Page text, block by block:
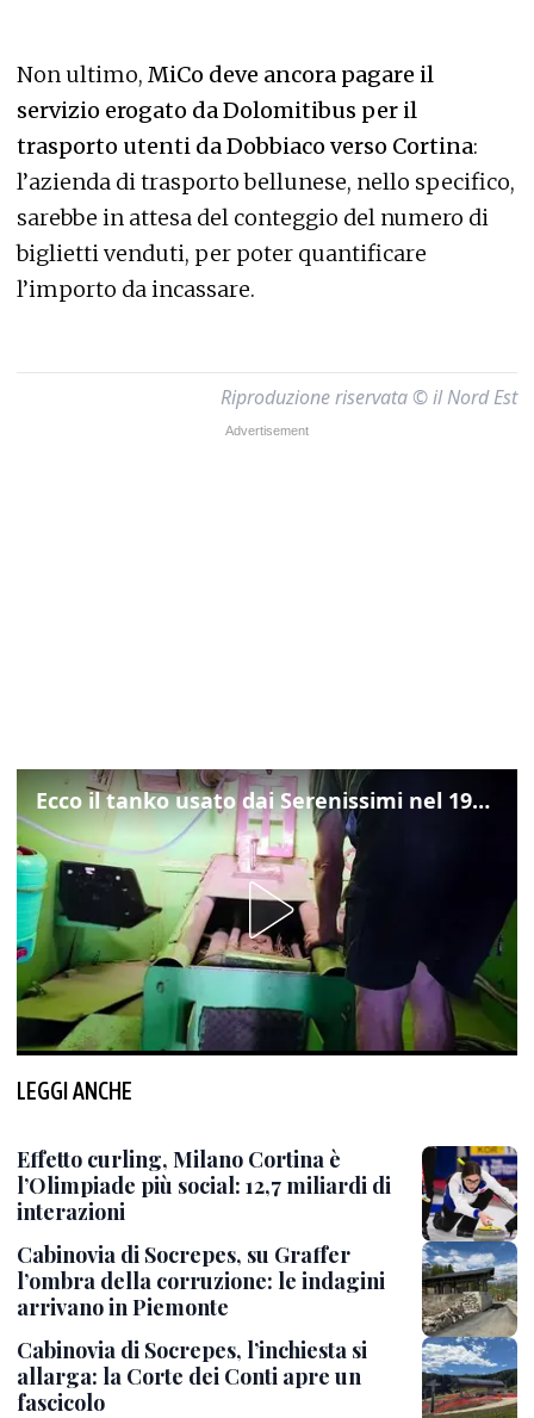
Non ultimo, MiCo deve ancora pagare il
servizio erogato da Dolomitibus per il
trasporto utenti da Dobbiaco verso Cortina:
l’azienda di trasporto bellunese, nello specifico,
sarebbe in attesa del conteggio del numero di
biglietti venduti, per poter quantificare
l’importo da incassare.
Riproduzione riservata © il Nord Est
Ecco il tanko usato dai Serenissimi nel 1997 per il blitz a San Marco
LEGGI ANCHE
Effetto curling, Milano Cortina è
l’Olimpiade più social: 12,7 miliardi di
interazioni
Cabinovia di Socrepes, su Graffer
l’ombra della corruzione: le indagini
arrivano in Piemonte
Cabinovia di Socrepes, l’inchiesta si
allarga: la Corte dei Conti apre un
fascicolo